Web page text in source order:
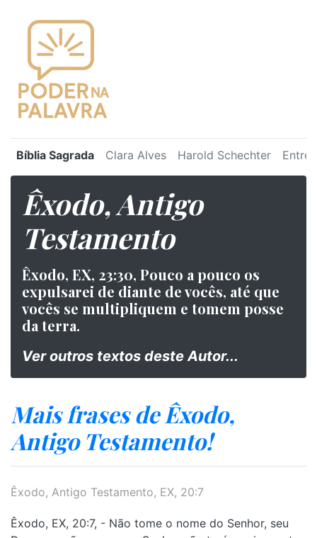
Bíblia Sagrada Clara Alves Harold Schechter Entre
Êxodo, Antigo
Testamento
Êxodo, EX, 23:30, Pouco a pouco os
expulsarei de diante de vocês, até que
vocês se multipliquem e tomem posse
da terra.
Ver outros textos deste Autor...
Mais frases de Êxodo,
Antigo Testamento!
Êxodo, Antigo Testamento, EX, 20:7
Êxodo, EX, 20:7, - Não tome o nome do Senhor, seu